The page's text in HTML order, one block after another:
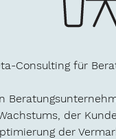
Consulting für
der
der